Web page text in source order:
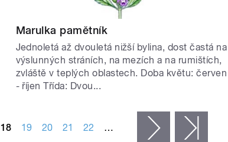
Marulka pamětník
Jednoletá až dvouletá nižší bylina, dost častá na
výslunných stráních, na mezích a na rumištích,
zvláště v teplých oblastech. Doba květu: červen
- říjen Třída: Dvou...
18 19 20 21 22 … následující ›